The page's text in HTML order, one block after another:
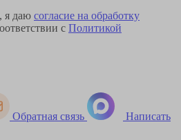
я даю согласие на обработку
с Политикой
Обратная связь Написать